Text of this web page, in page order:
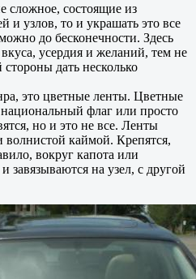
сложное, состоящие из
и узлов, то и украшать это все
до бесконечности. Здесь
вкуса, усердия и желаний, тем не
дать несколько
это цветные ленты. Цветные
флаг или просто
но и это не все. Ленты
каймой. Крепятся,
вокруг капота или
завязываются на узел, с другой